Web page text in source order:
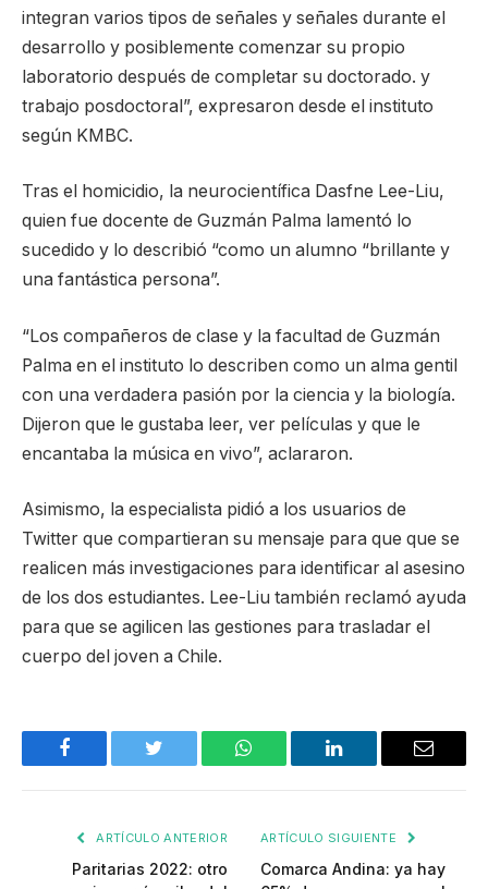
integran varios tipos de señales y señales durante el
desarrollo y posiblemente comenzar su propio
laboratorio después de completar su doctorado. y
trabajo posdoctoral”, expresaron desde el instituto
según KMBC.
Tras el homicidio, la neurocientífica Dasfne Lee-Liu,
quien fue docente de Guzmán Palma lamentó lo
sucedido y lo describió “como un alumno “brillante y
una fantástica persona”.
“Los compañeros de clase y la facultad de Guzmán
Palma en el instituto lo describen como un alma gentil
con una verdadera pasión por la ciencia y la biología.
Dijeron que le gustaba leer, ver películas y que le
encantaba la música en vivo”, aclararon.
Asimismo, la especialista pidió a los usuarios de
Twitter que compartieran su mensaje para que que se
realicen más investigaciones para identificar al asesino
de los dos estudiantes. Lee-Liu también reclamó ayuda
para que se agilicen las gestiones para trasladar el
cuerpo del joven a Chile.
Facebook Twitter WhatsApp LinkedIn Email
ARTÍCULO ANTERIOR
Paritarias 2022: otro
ARTÍCULO SIGUIENTE
Comarca Andina: ya hay